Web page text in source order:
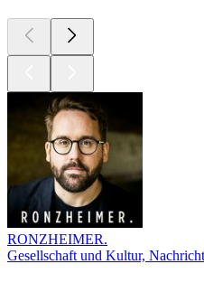
RONZHEIMER.
Gesellschaft und Kultur,